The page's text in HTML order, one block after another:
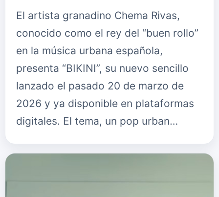
El artista granadino Chema Rivas,
conocido como el rey del “buen rollo”
en la música urbana española,
presenta “BIKINI”, su nuevo sencillo
lanzado el pasado 20 de marzo de
2026 y ya disponible en plataformas
digitales. El tema, un pop urban…